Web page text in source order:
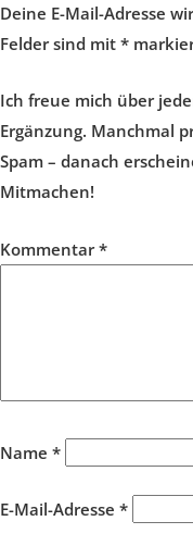
Deine E-Mail-Adresse
Felder sind mit *
Ich freue mich über
Ergänzung. Manchmal
Spam – danach
Mitmachen!
Kommentar*
Name *
E-Mail-Adresse *